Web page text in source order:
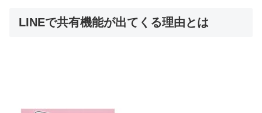
LINEで共有機能が出てくる理由とは